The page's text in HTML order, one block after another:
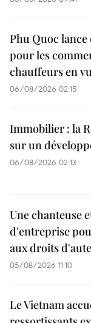
Phu Quoc
pour les
chauffeurs en
06/08/2026 02:15
Immobilier : la
sur un
06/08/2026 02:13
Une chanteuse
d'entreprise
aux droits
05/08/2026 11:10
Le Vietnam